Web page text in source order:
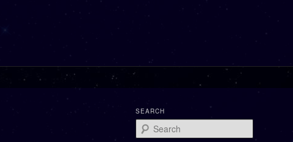
SEARCH
Search